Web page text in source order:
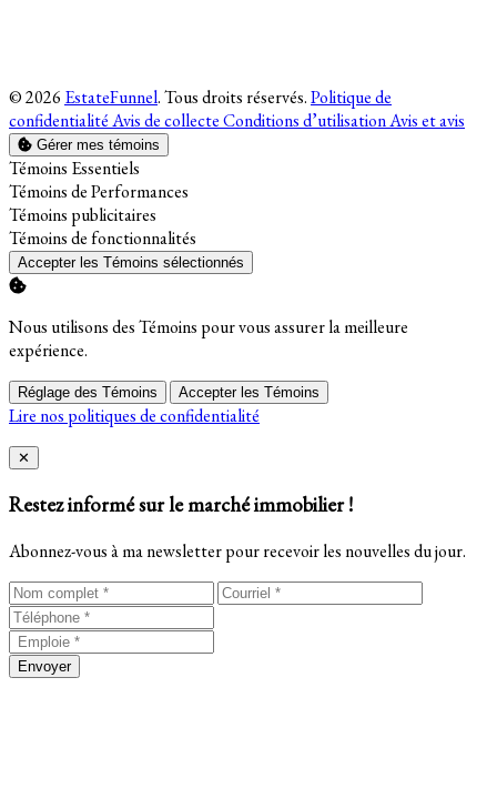
© 2026 EstateFunnel. Tous droits réservés.Politique de
confidentialitéAvis de collecteConditions d’utilisationAvis et avis
Gérer mes témoins
Activer
Témoins Essentiels
Activer
Témoins de Performances
Activer
Témoins publicitaires
Activer
Témoins de fonctionnalités
Accepter les Témoins sélectionnés
Nous utilisons des Témoins pour vous assurer la meilleure
expérience.
Réglage des Témoins Accepter les Témoins
Lire nos politiques de confidentialité
Close
✕
Restez informé sur le marché immobilier !
Abonnez-vous à ma newsletter pour recevoir les nouvelles du jour.
Envoyer